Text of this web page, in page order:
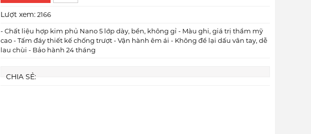
Lượt xem:2166
- Chất liệu hợp kim phủ Nano 5 lớp dày, bền, không gỉ - Màu ghi, giá trị thẩm mỹ
cao - Tấm đáy thiết kế chống trượt - Vận hành êm ái - Không để lại dấu vân tay, dễ
lau chùi - Bảo hành 24 tháng
CHIA SẺ: